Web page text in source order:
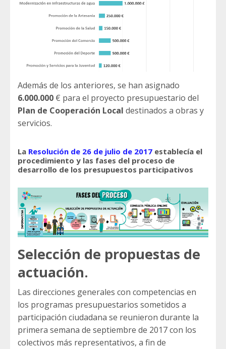
Además de los anteriores, se han asignado
6.000.000 € para el proyecto presupuestario del
Plan de Cooperación Local destinados a obras y
servicios.
La Resolución de 26 de julio de 2017 establecía el
procedimiento y las fases del proceso de
desarrollo de los presupuestos participativos
Selección de propuestas de
actuación.
Las direcciones generales con competencias en
los programas presupuestarios sometidos a
participación ciudadana se reunieron durante la
primera semana de septiembre de 2017 con los
colectivos más representativos, a fin de